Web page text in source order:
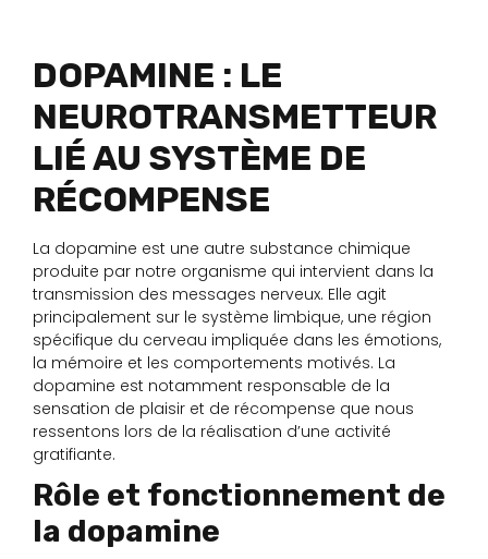
DOPAMINE : LE
NEUROTRANSMETTEUR
LIÉ AU SYSTÈME DE
RÉCOMPENSE
La dopamine est une autre substance chimique
produite par notre organisme qui intervient dans la
transmission des messages nerveux. Elle agit
principalement sur le système limbique, une région
spécifique du cerveau impliquée dans les émotions,
la mémoire et les comportements motivés. La
dopamine est notamment responsable de la
sensation de plaisir et de récompense que nous
ressentons lors de la réalisation d’une activité
gratifiante.
Rôle et fonctionnement de
la dopamine